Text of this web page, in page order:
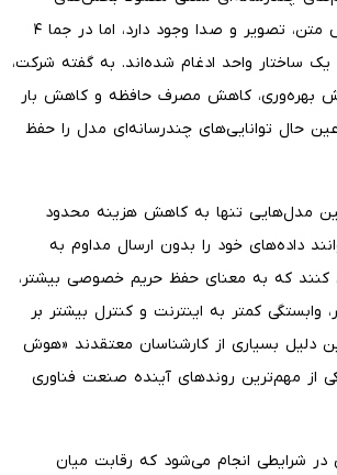
جداگانه‌ای برای پردازش متن، تصویر و صدا وجود دارد، اما در جما ۴
یک ساختار واحد ادغام شده‌اند. به گفته شرکت،
بهره‌وری، کاهش مصرف حافظه و کاهش بار
حال توانایی‌های چندرسانه‌ای مدل را حفظ
مدل‌هایی تنها به کاهش هزینه محدود
داده‌های خود را بدون ارسال مداوم به
کنند که به معنای حفظ حریم خصوصی بیشتر،
وابستگی کمتر به اینترنت و کنترل بیشتر بر
دلیل بسیاری از کارشناسان معتقدند «هوش
از مهم‌ترین روندهای آینده صنعت فناوری
از جما ۴ ۱۲بی در شرایطی انجام می‌شود که رقابت میان